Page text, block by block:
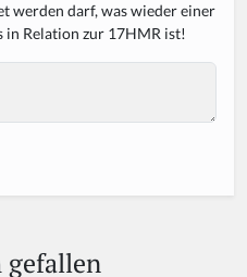
werden darf, was wieder einer
in Relation zur 17HMR ist!
gefallen